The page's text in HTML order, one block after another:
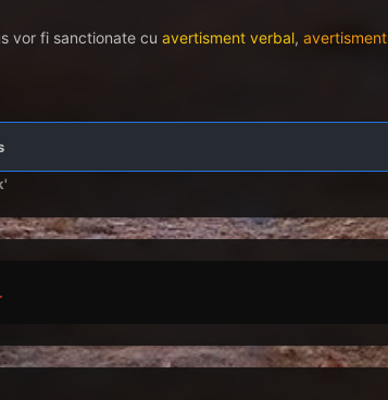
vor fi sanctionate cu avertisment verbal, avertisment